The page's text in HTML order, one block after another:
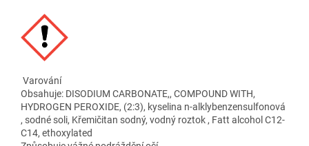
Varování
Obsahuje: DISODIUM CARBONATE,, COMPOUND WITH,
HYDROGEN PEROXIDE, (2:3), kyselina n-alklybenzensulfonová
, sodné soli, Křemičitan sodný, vodný roztok , Fatt alcohol C12-
C14, ethoxylated